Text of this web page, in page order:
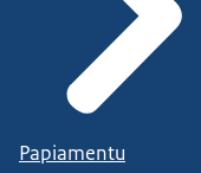
Papiamentu